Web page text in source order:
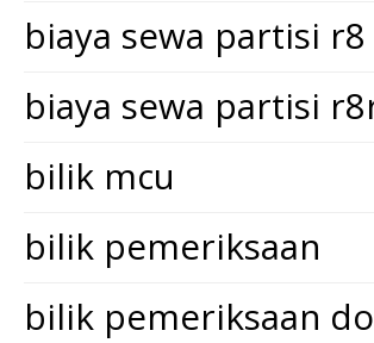
biaya sewa partisi r8
biaya sewa partisi
bilik mcu
bilik pemeriksaan
bilik pemeriksaan